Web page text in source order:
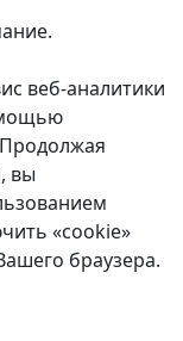
веб-аналитики
вы
«cookie»
браузера.